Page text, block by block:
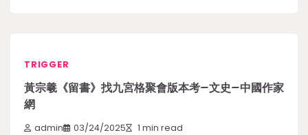
TRIGGER
黃宗羲《留書》找九宮格聚會版本考–文史–中國作家
網
admin 03/24/2025 1 min read